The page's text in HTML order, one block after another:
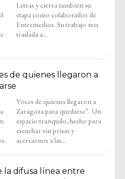
traslada a...
de quienes llegaron a
acercarnos a las...
la difusa línea entre